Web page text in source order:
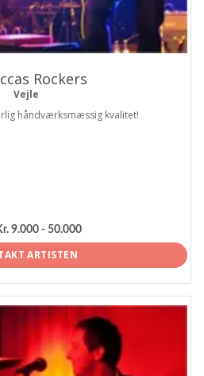
Rockers
Vejle
håndværksmæssig kvalitet!
9.000 - 50.000
ARTISTEN